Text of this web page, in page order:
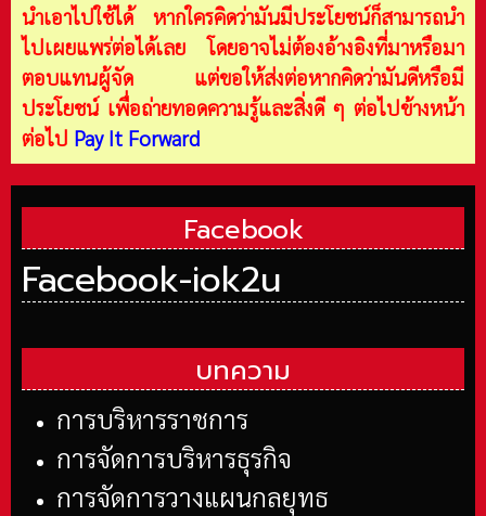
นำเอาไปใช้ได้ หากใครคิดว่ามันมีประโยชน์ก็สามารถนำ
ไปเผยแพร่ต่อได้เลย โดยอาจไม่ต้องอ้างอิงที่มาหรือมา
ตอบแทนผู้จัด แต่ขอให้ส่งต่อหากคิดว่ามันดีหรือมี
ประโยชน์ เพื่อถ่ายทอดความรู้และสิ่งดี ๆ ต่อไปข้างหน้า
ต่อไป Pay It Forward
Facebook
Facebook-iok2u
บทความ
การบริหารราชการ
การจัดการบริหารธุรกิจ
การจัดการวางแผนกลยุทธ